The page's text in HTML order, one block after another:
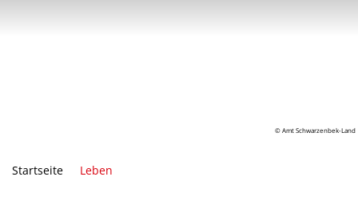
© Amt Schwarzenbek-Land
Startseite Leben